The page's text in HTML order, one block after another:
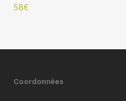
58€
Coordonnées